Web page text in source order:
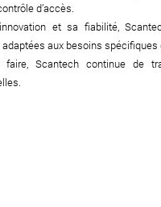
d’accès.
et sa fiabilité,
aux besoins spécifiques
Scantech continue de